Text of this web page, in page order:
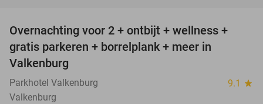
33%
Overnachting voor 2 + ontbijt + wellness +
gratis parkeren + borrelplank + meer in
Valkenburg
Parkhotel Valkenburg 9.1 star
Valkenburg